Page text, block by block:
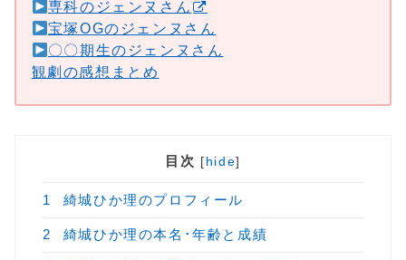
専科のジェンヌさん
宝塚OGのジェンヌさん
〇〇期生のジェンヌさん
観劇の感想まとめ
目次 [ hide]
1 綺城ひか理のプロフィール
2 綺城ひか理の本名･年齢と成績